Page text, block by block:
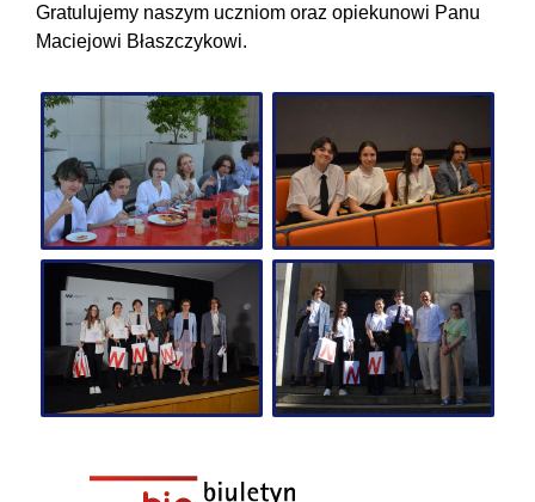
Gratulujemy naszym uczniom oraz opiekunowi Panu
Maciejowi Błaszczykowi.